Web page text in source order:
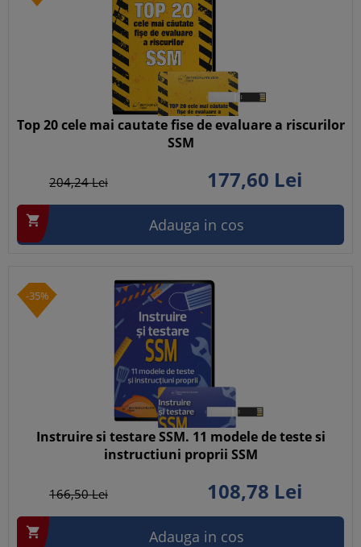
Top 20 cele mai cautate fise de evaluare a riscurilor
SSM
204,24Lei 177,60 Lei
 Adauga in cos
-35%
Instruire si testare SSM. 11 modele de teste si
instructiuni proprii SSM
166,50Lei 108,78 Lei
 Adauga in cos